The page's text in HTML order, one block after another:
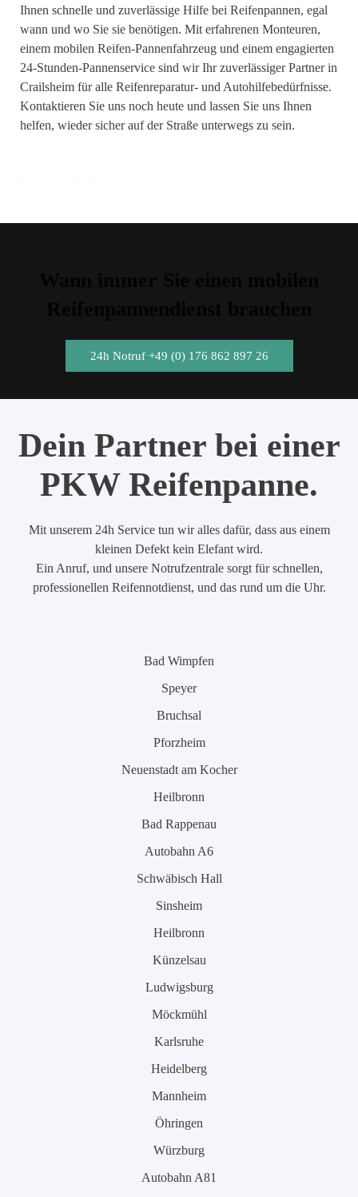
Ihnen schnelle und zuverlässige Hilfe bei Reifenpannen, egal
wann und wo Sie sie benötigen. Mit erfahrenen Monteuren,
einem mobilen Reifen-Pannenfahrzeug und einem engagierten
24-Stunden-Pannenservice sind wir Ihr zuverlässiger Partner in
Crailsheim für alle Reifenreparatur- und Autohilfebedürfnisse.
Kontaktieren Sie uns noch heute und lassen Sie uns Ihnen
helfen, wieder sicher auf der Straße unterwegs zu sein.
24h Notruf +49 (0) 176 862 897 26
Dein Partner bei einer
PKW Reifenpanne.
Mit unserem 24h Service tun wir alles dafür, dass aus einem
kleinen Defekt kein Elefant wird.
Ein Anruf, und unsere Notrufzentrale sorgt für schnellen,
professionellen Reifennotdienst, und das rund um die Uhr.
Bad Wimpfen
Speyer
Bruchsal
Pforzheim
Neuenstadt am Kocher
Heilbronn
Bad Rappenau
Autobahn A6
Schwäbisch Hall
Sinsheim
Heilbronn
Künzelsau
Ludwigsburg
Möckmühl
Karlsruhe
Heidelberg
Mannheim
Öhringen
Würzburg
Autobahn A81